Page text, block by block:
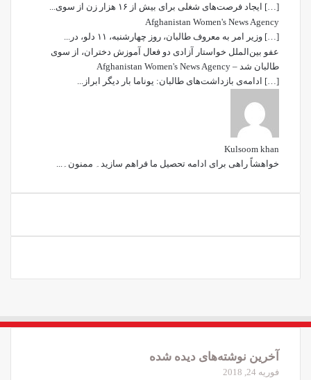
[…] ایجاد فرصت‌های شغلی برای بیش از ۱۶ هزار زن از سوی...
Afghanistan Women's News Agency
[…] وزیر امر به معروف طالبان، روز چهارشنبه، ۱۱ دلو، در...
عفو بین‌الملل خواستار آزادی دو فعال آموزش دختران، از سوی
طالبان شد – Afghanistan Women's News Agency
[…] ادامه‌ی بازداشت‌های طالبان: یوناما بار دیگر ابراز...
Kulsoom khan
خواھشاً راھی برای ادامه تحصیل ما فراھم سازید۔ ممنون۔...
آخرین نوشته‌های دیده شده
فوریه 24, 2018